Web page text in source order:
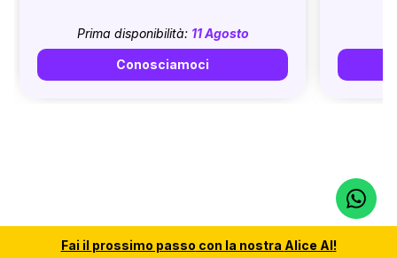
Prima disponibilità: 11 Agosto
Conosciamoci
Fai il prossimo passo con la nostra Alice AI!